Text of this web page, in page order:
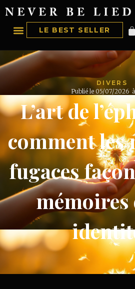
LE BEST SELLER
DIVERS
Publié le 05/07/2026 à
L’art de
comment les
fugaces
mémoires